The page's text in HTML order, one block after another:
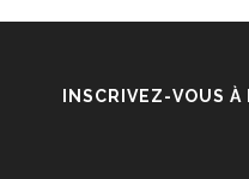
INSCRIVEZ-VOUS À